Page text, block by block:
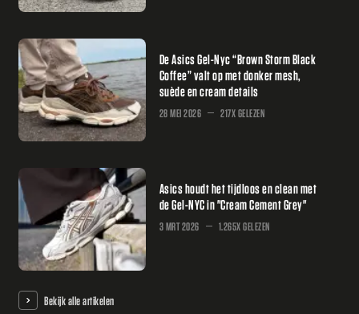
De Asics Gel-Nyc “Brown Storm Black
Coffee” valt op met donker mesh,
suède en cream details
28 MEI 2026 217X GELEZEN
Asics houdt het tijdloos en clean met
de Gel-NYC in "Cream Cement Grey"
3 MRT 2026 1.265X GELEZEN
Bekijk alle artikelen